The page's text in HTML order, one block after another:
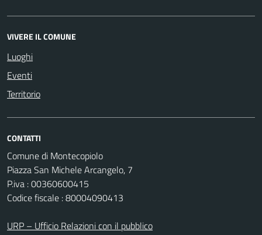
VIVERE IL COMUNE
Luoghi
Eventi
Territorio
CONTATTI
Comune di Montecopiolo
Piazza San Michele Arcangelo, 7
P.iva : 00360600415
Codice fiscale : 80004090413
URP – Ufficio Relazioni con il pubblico